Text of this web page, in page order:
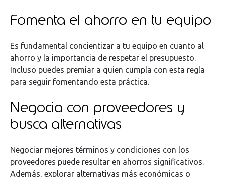
Fomenta el ahorro en tu equipo
Es fundamental concientizar a tu equipo en cuanto al
ahorro y la importancia de respetar el presupuesto.
Incluso puedes premiar a quien cumpla con esta regla
para seguir fomentando esta práctica.
Negocia con proveedores y
busca alternativas
Negociar mejores términos y condiciones con los
proveedores puede resultar en ahorros significativos.
Además, explorar alternativas más económicas o